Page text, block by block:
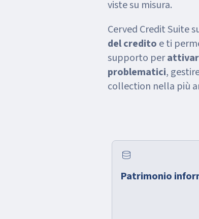
viste su misura.
Cerved Credit Suite
del credito e ti
supporto per
problematici,
collection nella più
database
Patrimonio